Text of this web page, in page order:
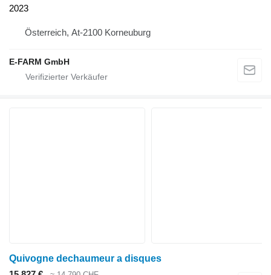
2023
Österreich, At-2100 Korneuburg
E-FARM GmbH
Quivogne dechaumeur a disques